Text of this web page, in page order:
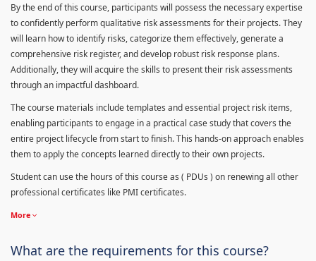
By the end of this course, participants will possess the necessary expertise
to confidently perform qualitative risk assessments for their projects. They
will learn how to identify risks, categorize them effectively, generate a
comprehensive risk register, and develop robust risk response plans.
Additionally, they will acquire the skills to present their risk assessments
through an impactful dashboard.
The course materials include templates and essential project risk items,
enabling participants to engage in a practical case study that covers the
entire project lifecycle from start to finish. This hands-on approach enables
them to apply the concepts learned directly to their own projects.
Student can use the hours of this course as ( PDUs ) on renewing all other
professional certificates like PMI certificates.
More
What are the requirements for this course?